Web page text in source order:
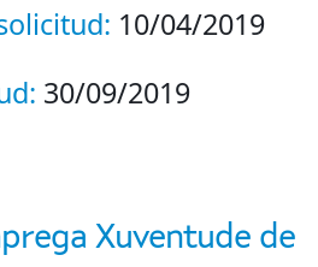
10/04/2019
30/09/2019
Xuventude de